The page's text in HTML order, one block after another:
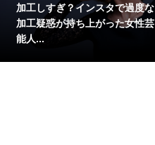
加工しすぎ？インスタで過度な
加工疑惑が持ち上がった女性芸
能人...